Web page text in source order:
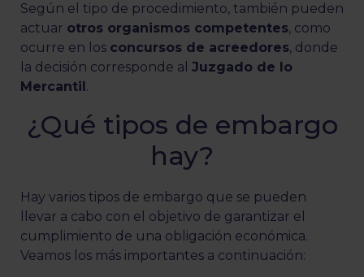
Según el tipo de procedimiento, también pueden
actuar otros organismos competentes, como
ocurre en los concursos de acreedores, donde
la decisión corresponde al Juzgado de lo
Mercantil .
¿Qué tipos de embargo
hay?
Hay varios tipos de embargo que se pueden
llevar a cabo con el objetivo de garantizar el
cumplimiento de una obligación económica.
Veamos los más importantes a continuación: